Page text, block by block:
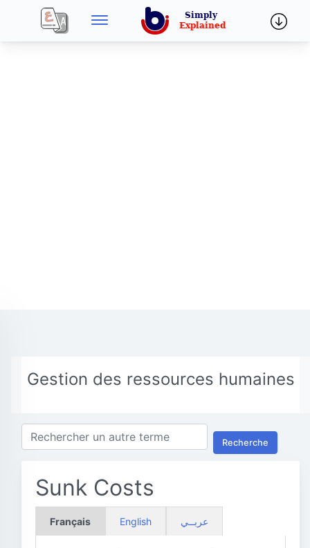
Gestion des ressources humaines
Recherche
Sunk Costs
Français English عربــي